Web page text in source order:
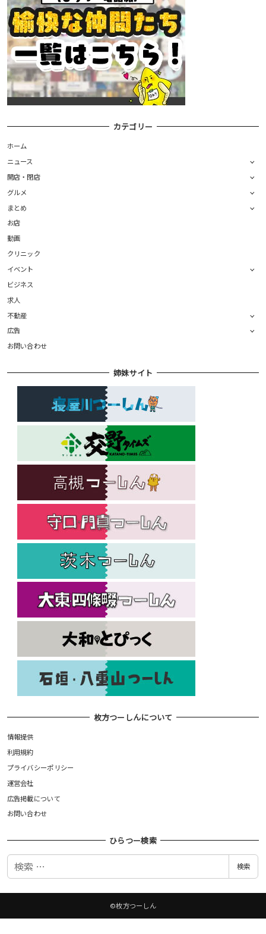
カテゴリー
ホーム
ニュース
開店・閉店
グルメ
まとめ
お店
動画
クリニック
イベント
ビジネス
求人
不動産
広告
お問い合わせ
姉妹サイト
枚方つーしんについて
情報提供
利用規約
プライバシーポリシー
運営会社
広告掲載について
お問い合わせ
ひらつー検索
検
検索
©枚方つーしん